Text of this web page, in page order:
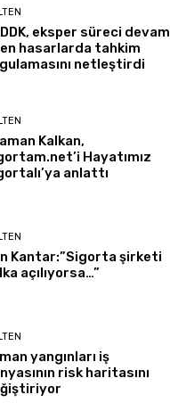
eksper süreci devam
hasarlarda tahkim
netleştirdi
Kalkan,
Hayatımız
anlattı
Kantar:”Sigorta şirketi
açılıyorsa…”
yangınları iş
risk haritasını